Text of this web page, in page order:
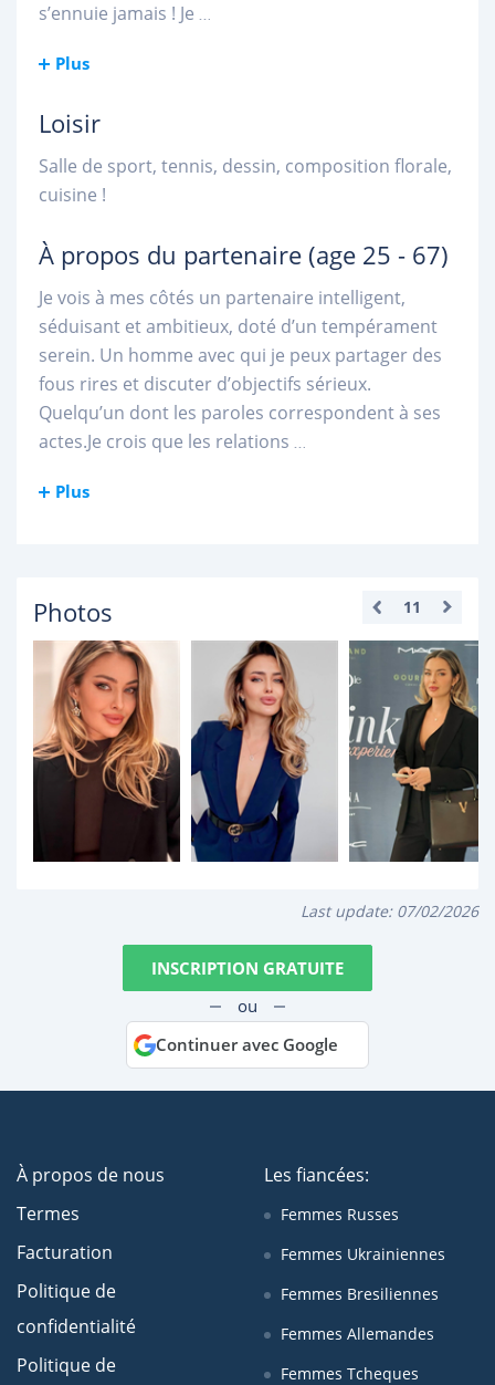
s’ennuie jamais ! Je ...
Plus
Loisir
Salle de sport, tennis, dessin, composition florale,
cuisine !
À propos du partenaire (age 25 - 67)
Je vois à mes côtés un partenaire intelligent,
séduisant et ambitieux, doté d’un tempérament
serein. Un homme avec qui je peux partager des
fous rires et discuter d’objectifs sérieux.
Quelqu’un dont les paroles correspondent à ses
actes.Je crois que les relations ...
Plus
Photos 11
Last update: 07/02/2026
INSCRIPTION GRATUITE
ou
Continuer avec Google
À propos de nous
Termes
Facturation
Politique de
confidentialité
Politique de
Les fiancées:
Femmes Russes
Femmes Ukrainiennes
Femmes Bresiliennes
Femmes Allemandes
Femmes Tcheques